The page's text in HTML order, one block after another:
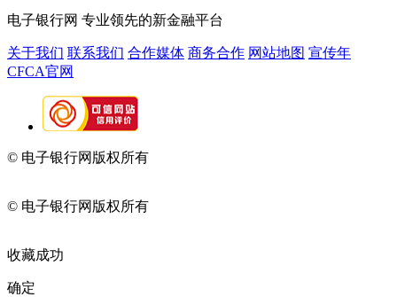
电子银行网 专业领先的新金融平台
关于我们 联系我们 合作媒体 商务合作 网站地图 宣传年
CFCA官网
© 电子银行网版权所有
© 电子银行网版权所有
收藏成功
确定